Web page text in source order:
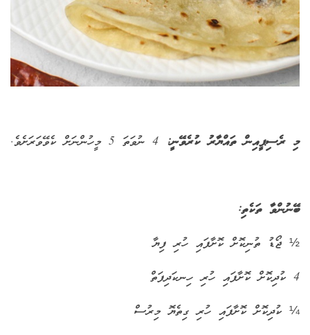
މި ރެސިޕީއިން ތައްޔާރު ކުރެވޭނީ: 4 ނުވަތަ 5 މީހުންނަށް ކެވޭވަރަށެވެ.
ބޭނުންވާ ތަކެތި:
½ ޖޯޑު ތުނިކޮށް ކޮށާފައި ހުރި ފިޔާ
4 ކުދިކޮށް ކޮށާފައި ހުރި ހިނކަދިފަތް
¼ ކުދިކޮށް ކޮށާފައި ހުރި ގިތެޔޮ މިރުސް